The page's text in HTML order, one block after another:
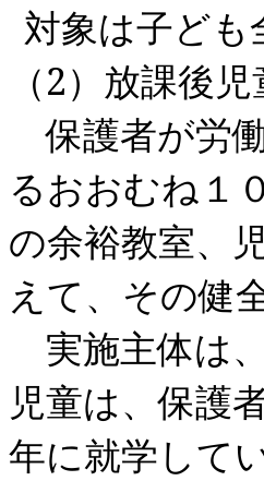
対象は子ども
（2）放課後
保護者が労
るおおむね１
の余裕教室、
えて、その健
実施主体は
児童は、保護
年に就学して